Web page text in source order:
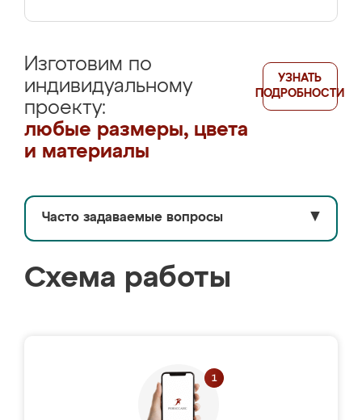
Изготовим по
индивидуальному
проекту:
любые размеры, цвета
и материалы
УЗНАТЬ
ПОДРОБНОСТИ
Часто задаваемые вопросы ▼
Схема работы